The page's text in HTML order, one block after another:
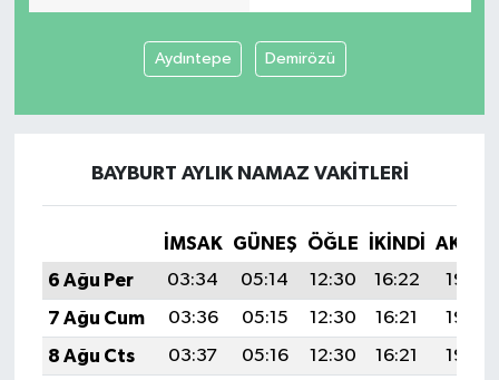
Aydıntepe Demirözü
BAYBURT AYLIK NAMAZ VAKITLERI
İMSAK GÜNEŞ ÖĞLE İKINDI
6 Ağu Per
03:34 05:14 12:30 16:22
19:36
7 Ağu Cum
03:36 05:15 12:30 16:21
19:35
8 Ağu Cts
03:37 05:16 12:30 16:21
19:33